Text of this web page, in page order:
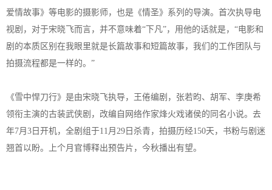
爱情故事》等电影的摄影师，也是《情圣》系列的导演。首次执导电
视剧，对于宋晓飞而言，并不意味着“下凡”，用他的话就是，“电影和
剧的本质区别在我眼里就是长篇故事和短篇故事，我们的工作团队与
拍摄流程都是一样的。”
《雪中悍刀行》是由宋晓飞执导，王倦编剧，张若昀、胡军、李庚希
领衔主演的古装武侠剧，改编自网络作家烽火戏诸侯的同名小说。去
年7月3日开机，全剧组于11月29日杀青，拍摄历经150天，书粉与剧迷
翘首以盼。上个月官博释出预告片，今秋播出有望。